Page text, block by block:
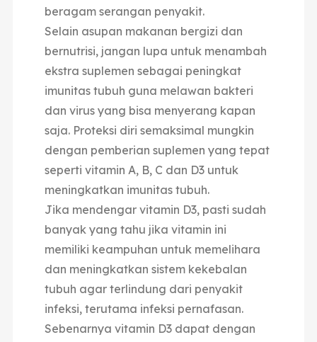
beragam serangan penyakit.
Selain asupan makanan bergizi dan
bernutrisi, jangan lupa untuk menambah
ekstra suplemen sebagai peningkat
imunitas tubuh guna melawan bakteri
dan virus yang bisa menyerang kapan
saja. Proteksi diri semaksimal mungkin
dengan pemberian suplemen yang tepat
seperti vitamin A, B, C dan D3 untuk
meningkatkan imunitas tubuh.
Jika mendengar vitamin D3, pasti sudah
banyak yang tahu jika vitamin ini
memiliki keampuhan untuk memelihara
dan meningkatkan sistem kekebalan
tubuh agar terlindung dari penyakit
infeksi, terutama infeksi pernafasan.
Sebenarnya vitamin D3 dapat dengan